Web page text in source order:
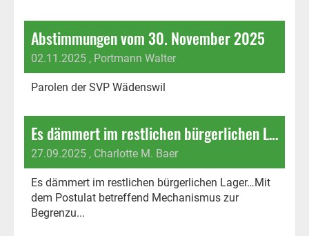
Abstimmungen vom 30. November 2025
02.11.2025 , Portmann Walter
Parolen der SVP Wädenswil
Es dämmert im restlichen bürgerlichen Lager…
27.09.2025 , Charlotte M. Baer
Es dämmert im restlichen bürgerlichen Lager…Mit
dem Postulat betreffend Mechanismus zur
Begrenzu...